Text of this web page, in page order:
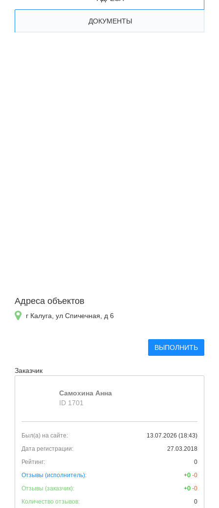
ДОКУМЕНТЫ
Адреса объектов
г Калуга, ул Спичечная, д 6
ВЫПОЛНИТЬ
Заказчик
Самохина Анна
ID 1701
Был(а) на сайте:
13.07.2026 (18:43)
Дата регистрации:
27.03.2018
Рейтинг:
0
Отзывы (исполнитель):
+0 -0
Отзывы (заказчик):
+0 -0
Количество отзывов:
0